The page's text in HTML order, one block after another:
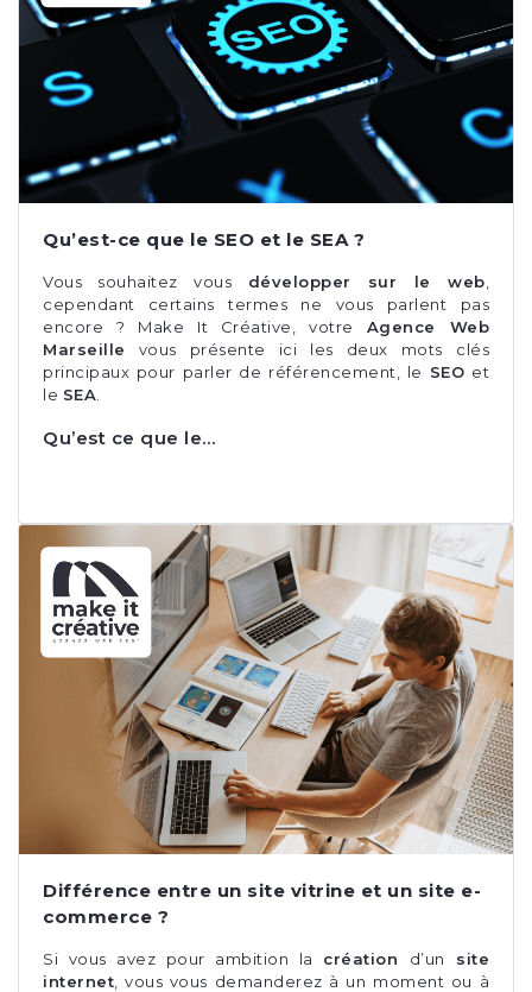
Qu’est-ce que le SEO et le SEA ?
Vous souhaitez vous développer sur le web
cependant certains termes ne vous parlent pas
encore ? Make It Créative, votre Agence Web
Marseille vous présente ici les deux mots clés
principaux pour parler de référencement, le SEO et
le SEA
Qu’est ce que le…
Différence entre un site vitrine et un site e-
commerce ?
Si vous avez pour ambition la création d’un site
internet , vous vous demanderez à un moment ou à